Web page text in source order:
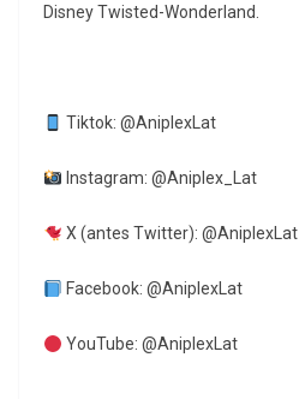
Disney Twisted-Wonderland.
Tiktok: @AniplexLat
Instagram: @Aniplex_Lat
X (antes Twitter): @AniplexLat
Facebook: @AniplexLat
YouTube: @AniplexLat